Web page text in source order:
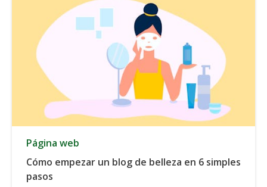
Página web
Cómo empezar un blog de belleza en 6 simples
pasos